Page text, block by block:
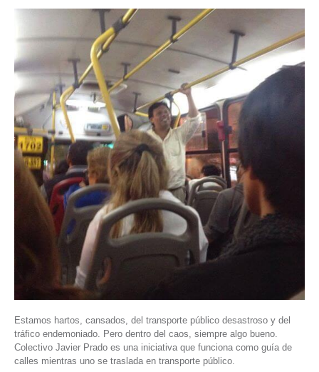
Estamos hartos, cansados, del transporte público desastroso y del
tráfico endemoniado. Pero dentro del caos, siempre algo bueno.
Colectivo Javier Prado es una iniciativa que funciona como guía de
calles mientras uno se traslada en transporte público.